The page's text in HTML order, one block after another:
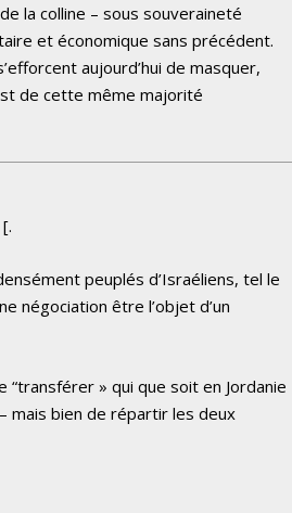
la colline – sous souveraineté
et économique sans précédent.
aujourd’hui de masquer,
de cette même majorité
[.
peuplés d’Israéliens, tel le
négociation être l’objet d’un
“transférer » qui que soit en Jordanie
mais bien de répartir les deux